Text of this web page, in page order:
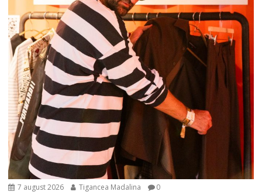
7 august 2026 Tigancea Madalina 0